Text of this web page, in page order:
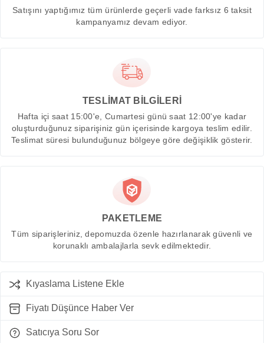
Satışını yaptığımız tüm ürünlerde geçerli vade farksız 6 taksit
kampanyamız devam ediyor.
TESLİMAT BİLGİLERİ
Hafta içi saat 15:00'e, Cumartesi günü saat 12:00'ye kadar
oluşturduğunuz siparişiniz gün içerisinde kargoya teslim edilir.
Teslimat süresi bulunduğunuz bölgeye göre değişiklik gösterir.
PAKETLEME
Tüm siparişleriniz, depomuzda özenle hazırlanarak güvenli ve
korunaklı ambalajlarla sevk edilmektedir.
Kıyaslama Listene Ekle
Fiyatı Düşünce Haber Ver
Satıcıya Soru Sor